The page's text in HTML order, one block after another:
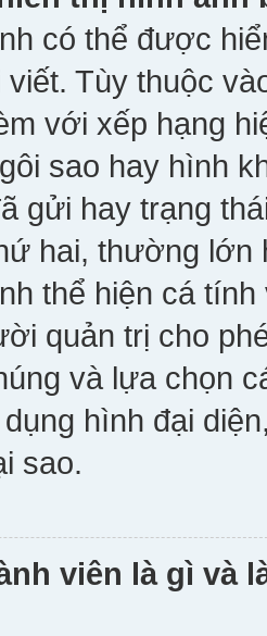
có thể được
viết. Tùy thuộc
với xếp hạng
sao hay hình
gửi hay trạng
hai, thường
thể hiện cá
quản trị cho
và lựa chọn
hình đại
sao.
viên là gì và